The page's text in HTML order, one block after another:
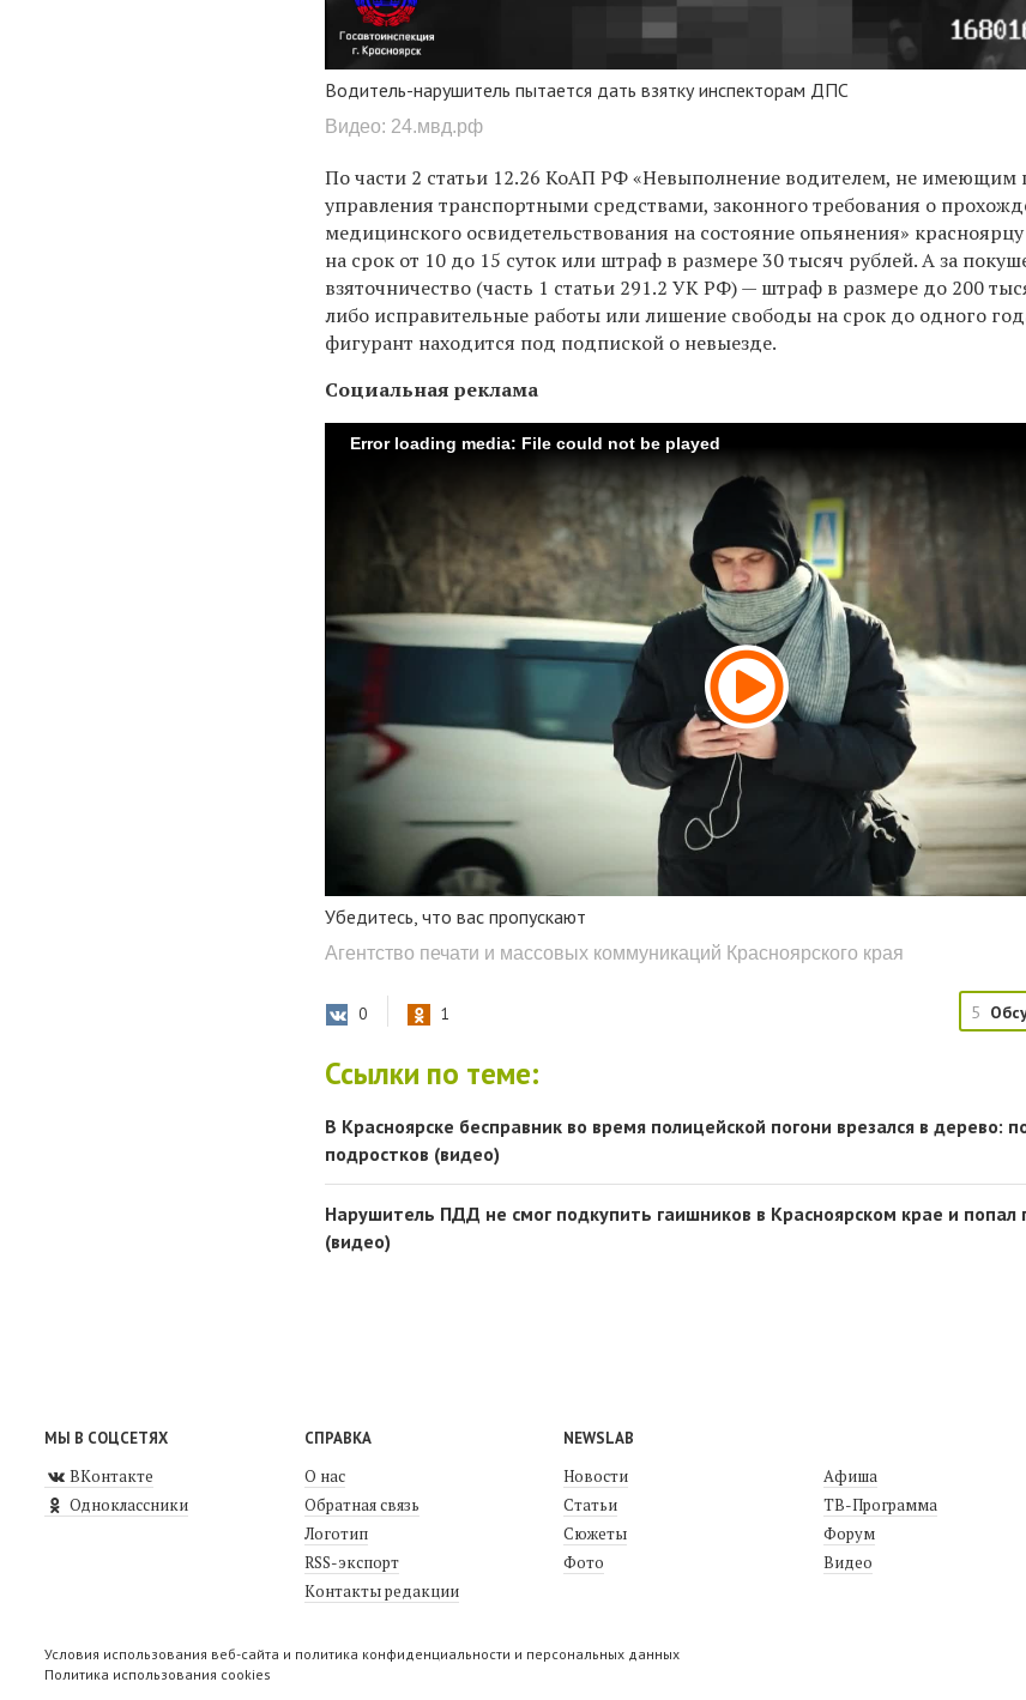
Водитель-нарушитель пытается дать взятку инспекторам ДПС
Видео: 24.мвд.рф
По части 2 статьи 12.26 КоАП РФ «Невыполнение водителем, не имеющим
управления транспортными средствами, законного требования о
медицинского освидетельствования на состояние опьянения» красноярцу
на срок от 10 до 15 суток или штраф в размере 30 тысяч рублей. А за
взяточничество (часть 1 статьи 291.2 УК РФ) — штраф в размере до 200
либо исправительные работы или лишение свободы на срок до одного
фигурант находится под подпиской о невыезде.
Социальная реклама
Error loading media: File could not be played
Убедитесь, что вас пропускают
Агентство печати и массовых коммуникаций Красноярского края
0 1 5
Ссылки по теме:
В Красноярске бесправник во время полицейской погони врезался в дерево:
подростков (видео)
Нарушитель ПДД не смог подкупить гаишников в Красноярском крае и попал
(видео)
МЫ В СОЦСЕТЯХ
ВКонтакте
Одноклассники
СПРАВКА
О нас
Обратная связь
Логотип
RSS-экспорт
Контакты редакции
NEWSLAB
Новости
Статьи
Сюжеты
Фото
Афиша
ТВ-Программа
Форум
Видео
Условия использования веб-сайта и политика конфиденциальности и персональных данных
Политика использования cookies